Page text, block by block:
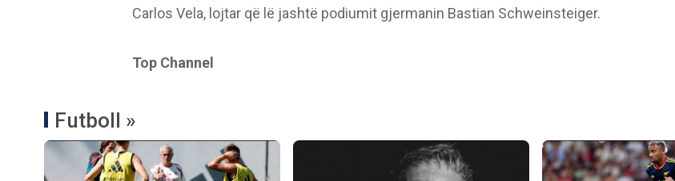
Carlos Vela, lojtar që lë jashtë podiumit gjermanin Bastian Schweinsteiger.
Top Channel
Futboll »